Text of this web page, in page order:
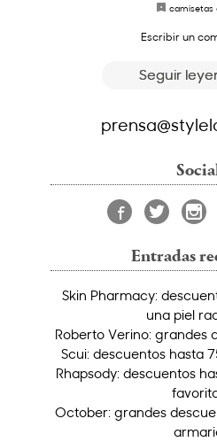
camisetas
Escribir un
Seguir
Entradas
Skin Pharmacy:
una piel
Roberto Verino: grandes
Scui: descuentos hasta
Rhapsody: descuentos
October: grandes